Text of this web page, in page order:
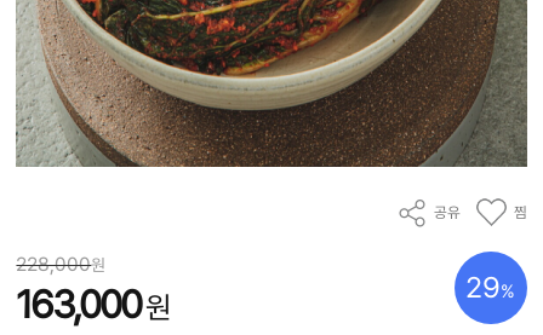
공유 찜
29%
228,000원
163,000원